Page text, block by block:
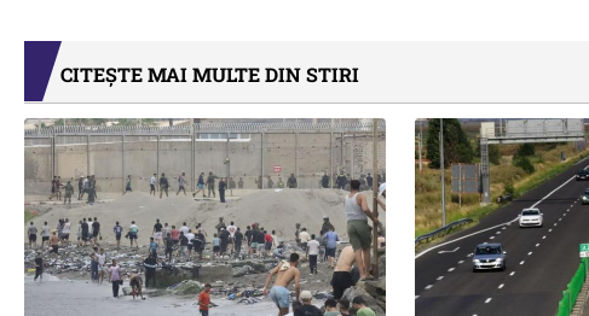
CITEȘTE MAI MULTE DIN STIRI